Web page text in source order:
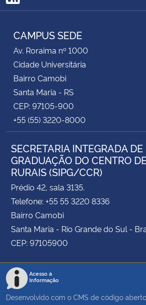
RSS
CAMPUS SEDE
Av. Roraima nº 1000
Cidade Universitária
Bairro Camobi
Santa Maria - RS
CEP: 97105-900
+55 (55) 3220-8000
SECRETARIA INTEGRADA
GRADUAÇÃO DO CENTRO
RURAIS (SIPG/CCR)
Prédio 42, sala 3135.
Telefone: +55 55 3220 8336
Bairro Camobi
Santa Maria - Rio Grande do Sul -
CEP: 97105900
Acesso à
Informação
Desenvolvido com o CMS de código aberto